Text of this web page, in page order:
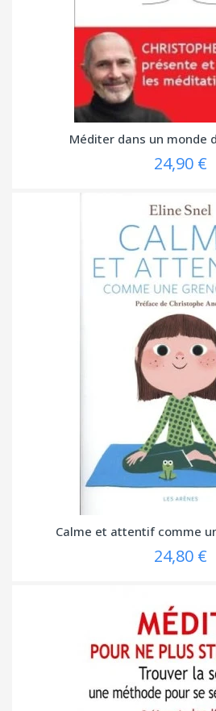
Méditer dans un monde
24,90 €
Calme et attentif comme
24,80 €